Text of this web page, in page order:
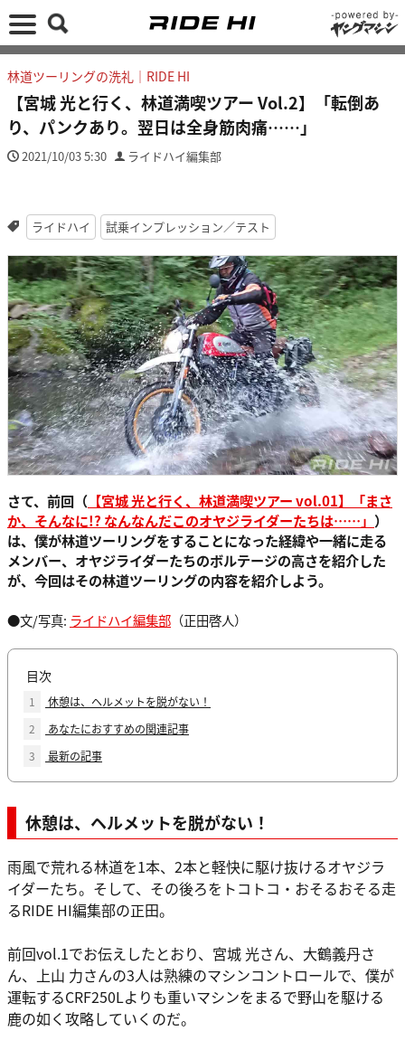
林道ツーリングの洗礼｜RIDE HI
【宮城 光と行く、林道満喫ツアー Vol.2】「転倒あ
り、パンクあり。翌日は全身筋肉痛……」
2021/10/03 5:30 ライドハイ編集部
ライドハイ 試乗インプレッション／テスト
さて、前回（ 【宮城 光と行く、林道満喫ツアー vol.01】「まさ
か、そんなに!? なんなんだこのオヤジライダーたちは……」 ）
は、僕が林道ツーリングをすることになった経緯や一緒に走る
メンバー、オヤジライダーたちのボルテージの高さを紹介した
が、今回はその林道ツーリングの内容を紹介しよう。
●文/写真: ライドハイ編集部 （正田啓人）
目次
1
休憩は、ヘルメットを脱がない！
2
あなたにおすすめの関連記事
3
最新の記事
休憩は、ヘルメットを脱がない！
雨風で荒れる林道を1本、2本と軽快に駆け抜けるオヤジラ
イダーたち。そして、その後ろをトコトコ・おそるおそる走
るRIDE HI編集部の正田。
前回vol.1でお伝えしたとおり、宮城 光さん、大鶴義丹さ
ん、上山 力さんの3人は熟練のマシンコントロールで、僕が
運転するCRF250Lよりも重いマシンをまるで野山を駆ける
鹿の如く攻略していくのだ。